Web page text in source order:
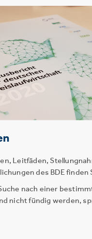
Leitfäden,
des BDE finden
nach einer
nicht fündig werden,